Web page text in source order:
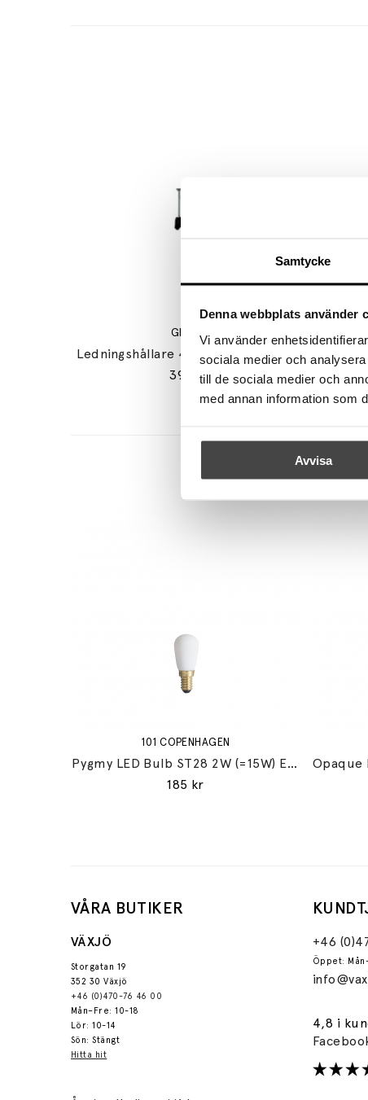
Samtycke
Denna webbplats använder
Vi använder
sociala medier och
till de sociala medier och
med annan information som
Avvisa
GELIA
Ledningshållare 4x5mm Svart 20st
39 kr
101 COPENHAGEN
Pygmy LED Bulb ST28 2W (=15W) E14 Matte Porcelain
185 kr
VÅRA BUTIKER
VÄXJÖ
Storgatan 19
352 30 Växjö
+46 (0)470-76 46 00
Mån–Fre: 10-18
Lör: 10-14
Sön: Stängt
Hitta hit
+46
Öppet:
4,8 i